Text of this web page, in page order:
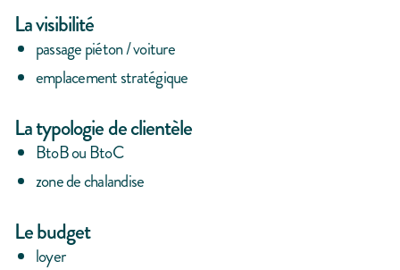
La visibilité
passage piéton / voiture
emplacement stratégique
La typologie de clientèle
BtoB ou BtoC
zone de chalandise
Le budget
loyer